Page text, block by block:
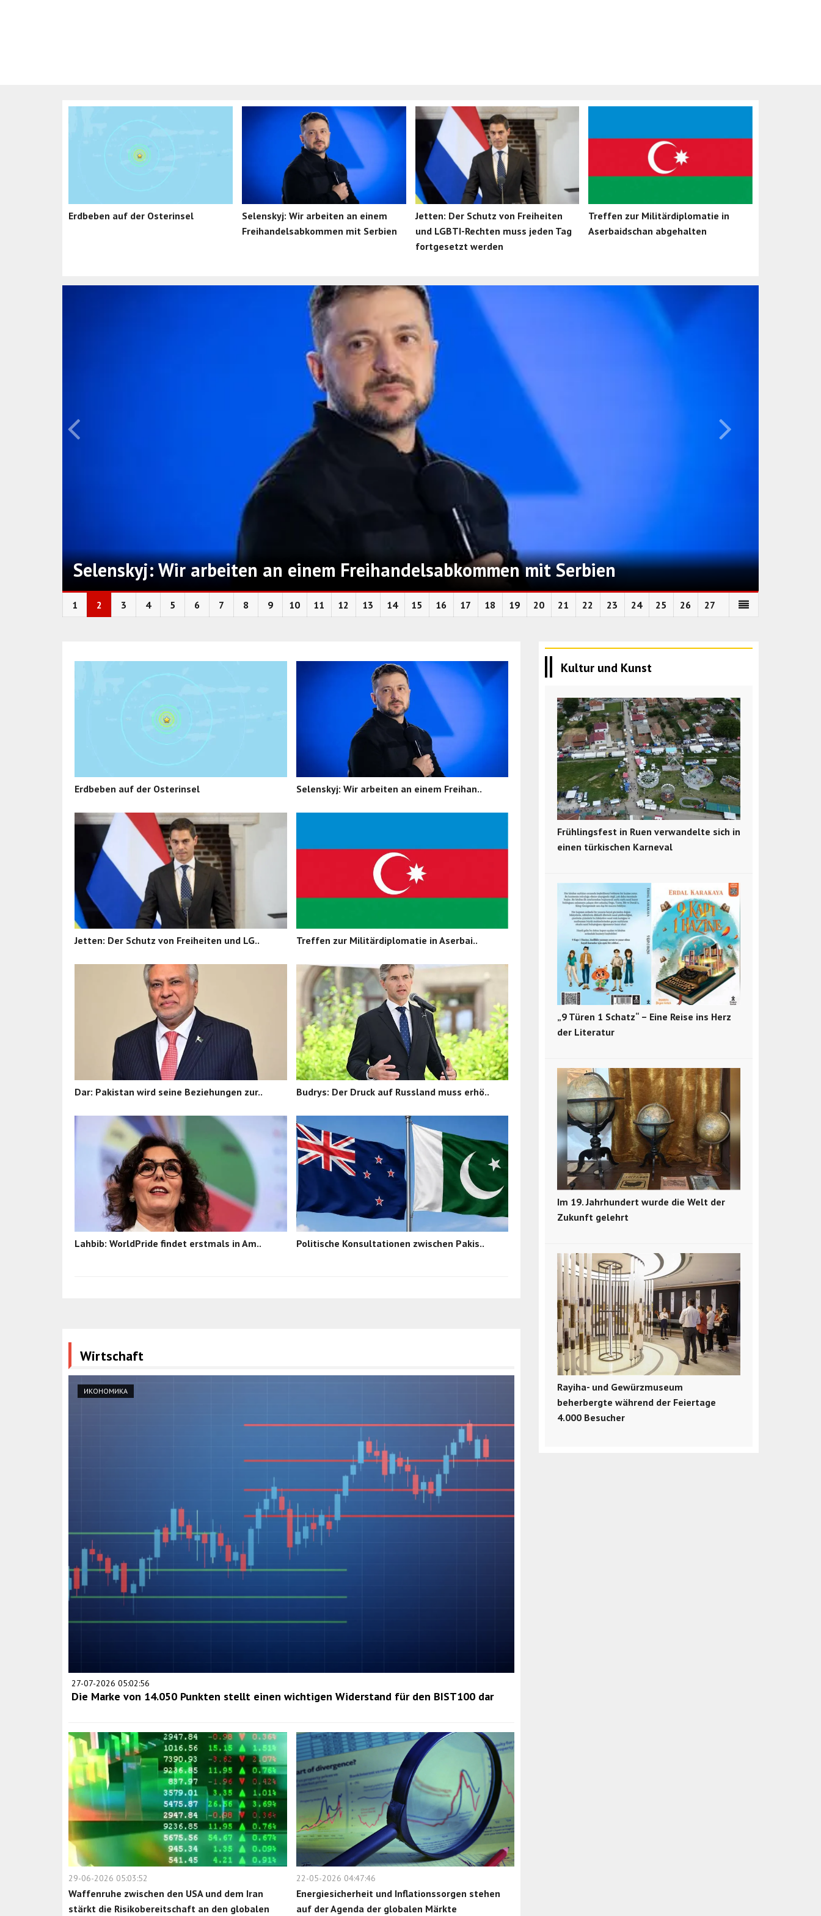
Erdbeben auf der Osterinsel
Selenskyj: Wir arbeiten an einem
Freihandelsabkommen mit Serbien
Jetten: Der Schutz von Freiheiten
und LGBTI-Rechten muss jeden Tag
fortgesetzt werden
Treffen zur Militärdiplomatie in
Aserbaidschan abgehalten
Selenskyj: Wir arbeiten an einem Freihandelsabkommen mit Serbien
1 2 3 4 5 6 7 8 9 10 11 12 13 14 15 16 17 18 19 20 21 22 23 24 25 26 27
Erdbeben auf der Osterinsel Selenskyj: Wir arbeiten an einem Freihan..
Jetten: Der Schutz von Freiheiten und LG.. Treffen zur Militärdiplomatie in Aserbai..
Dar: Pakistan wird seine Beziehungen zur.. Budrys: Der Druck auf Russland muss erhö..
Lahbib: WorldPride findet erstmals in Am.. Politische Konsultationen zwischen Pakis..
Wirtschaft
ИКОНОМИКА
27-07-2026 05:02:56
Die Marke von 14.050 Punkten stellt einen wichtigen Widerstand für den BIST100 dar
29-06-2026 05:03:52
Waffenruhe zwischen den USA und dem Iran
stärkt die Risikobereitschaft an den globalen
22-05-2026 04:47:46
Energiesicherheit und Inflationssorgen stehen
auf der Agenda der globalen Märkte
Kultur und Kunst
Frühlingsfest in Ruen verwandelte sich in
einen türkischen Karneval
„9 Türen 1 Schatz“ – Eine Reise ins Herz
der Literatur
Im 19. Jahrhundert wurde die Welt der
Zukunft gelehrt
Rayiha- und Gewürzmuseum
beherbergte während der Feiertage
4.000 Besucher